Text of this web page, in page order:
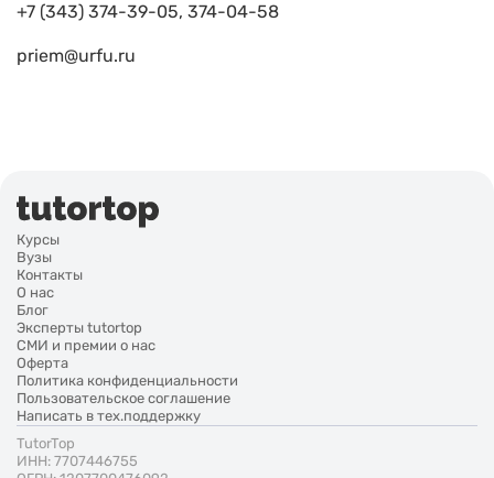
+7 (343) 374-39-05, 374-04-58
priem@urfu.ru
Курсы
Вузы
Контакты
О нас
Блог
Эксперты tutortop
СМИ и премии о нас
Оферта
Политика конфиденциальности
Пользовательское соглашение
Написать в тех.поддержку
TutorTop
ИНН: 7707446755